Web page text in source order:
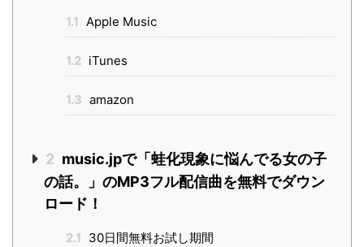
1.1 Apple Music
1.2 iTunes
1.3 amazon
2 music.jpで「蛙化現象に悩んでる女の子
の話。」のMP3フル配信曲を無料でダウン
ロード！
2.1 30日間無料お試し期間